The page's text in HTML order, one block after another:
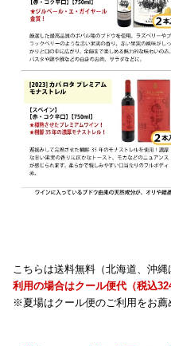
こちらは送料無料（北海道、沖縄
利用の場合はクール便代（税込
※夏場はクール便のご利用をお薦